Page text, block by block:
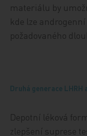
materiálu by
kde lze
požadovaného
Druhá generace LHRH
Depotní léková
zlepšení suprese